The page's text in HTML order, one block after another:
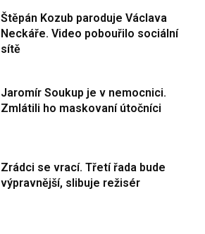
Štěpán Kozub paroduje Václava
Neckáře. Video pobouřilo sociální
sítě
Jaromír Soukup je v nemocnici.
Zmlátili ho maskovaní útočníci
Zrádci se vrací. Třetí řada bude
výpravnější, slibuje režisér